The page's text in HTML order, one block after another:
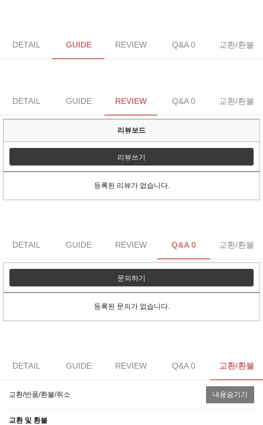
DETAIL GUIDE REVIEW Q&A 0 교환/환불
DETAIL GUIDE REVIEW Q&A 0 교환/환불
리뷰보드
리뷰쓰기
등록된 리뷰가 없습니다.
DETAIL GUIDE REVIEW Q&A 0 교환/환불
문의하기
등록된 문의가 없습니다.
DETAIL GUIDE REVIEW Q&A 0 교환/환불
교환/반품/환불/취소 내용숨기기
교환 및 환불